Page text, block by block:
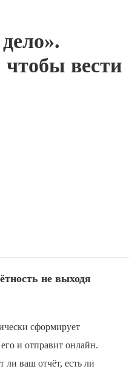
вести
не выходя
сформирует
и отправит онлайн.
ли ваш отчёт, есть ли